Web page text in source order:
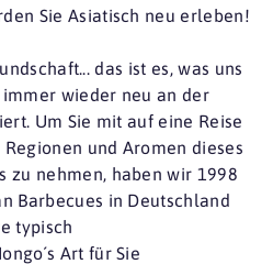
Sie Asiatisch neu erleben!
das ist es, was uns
wieder neu an der
Um Sie mit auf eine Reise
und Aromen dieses
zu nehmen, haben wir 1998
Barbecues in Deutschland
typisch
Art für Sie